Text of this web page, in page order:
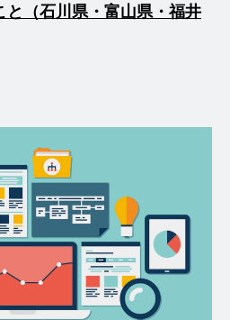
と（石川県・富山県・福井